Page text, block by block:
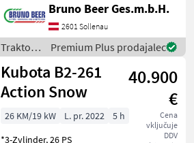
71 kW / 96 KM (preskusni
standard ECE R120), okolju
prijazen, tih Kubota
Common Rail dizels
Bruno Beer Ges.m.b.H.
2601 Sollenau
Traktor /
Kubota
Premium Plus prodajalec
Kubota B2-261
Action Snow
40.900
€
Cena
vključuje
DDV
26 KM/19 kW L. pr. 2022
5 h
*3-Zylinder, 26 PS